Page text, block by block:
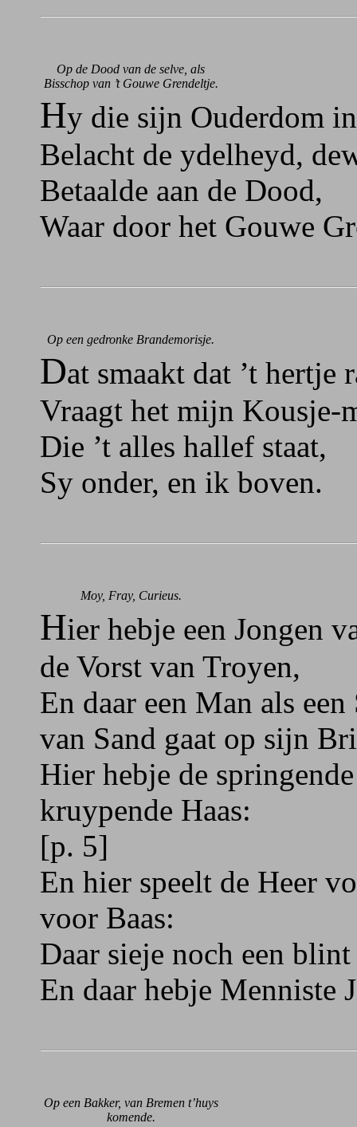
Op de Dood van de selve, als
Bisschop van ’t Gouwe Grendeltje.
Hy die sijn Ouderdom
Belacht de ydelheyd,
Betaalde aan de Dood,
Waar door het Gouwe
Op een gedronke Brandemorisje.
Dat smaakt dat ’t
Vraagt het mijn Kousje-
Die ’t alles hallef staat,
Sy onder, en ik boven.
Moy, Fray, Curieus.
Hier hebje een Jongen
de Vorst van Troyen,
En daar een Man als
van Sand gaat op sijn
Hier hebje de
kruypende Haas:
[p. 5]
En hier speelt de Heer
voor Baas:
Daar sieje noch een
En daar hebje Menniste
Op een Bakker, van Bremen t’huys
komende.